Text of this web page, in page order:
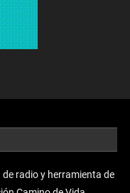
radio y herramienta de